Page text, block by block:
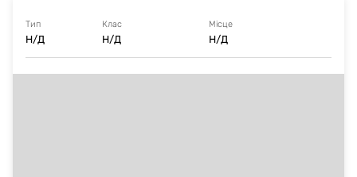
Тип
Н/Д
Клас
Н/Д
Місце
Н/Д